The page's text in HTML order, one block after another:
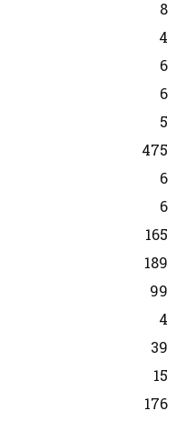
8
4
6
6
5
475
6
6
165
189
99
4
39
15
176